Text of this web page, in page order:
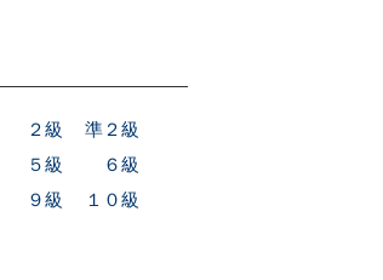
２級
準２級
５級
６級
９級 １０級